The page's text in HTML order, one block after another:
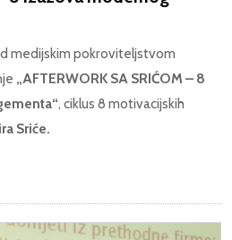
medijskim pokroviteljstvom
„AFTERWORK SA SRIĆOM – 8
, ciklus 8 motivacijskih
Sriće.